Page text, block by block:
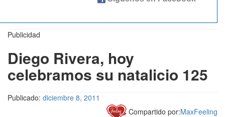
Publicidad
Diego Rivera, hoy
celebramos su natalicio 125
Publicado: diciembre 8, 2011
Compartido por:MaxFeeling